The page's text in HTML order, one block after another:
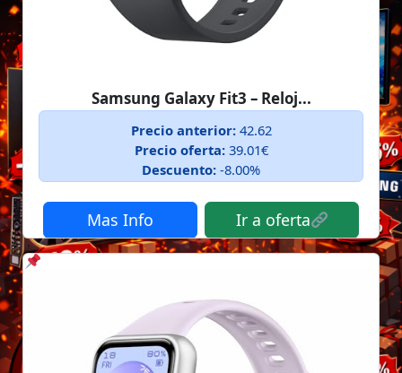
Samsung Galaxy Fit3 – Reloj...
Precio anterior:42.62
Precio oferta:39.01€
Descuento: -8.00%
Mas Info Ir a oferta